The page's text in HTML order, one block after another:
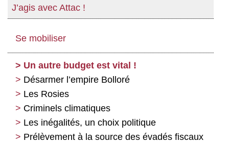
J’agis avec Attac !
Se mobiliser
Un autre budget est vital !
Désarmer l’empire Bolloré
Les Rosies
Criminels climatiques
Les inégalités, un choix politique
Prélèvement à la source des évadés fiscaux